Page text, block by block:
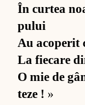
În cur­tea
pu­lui
Au aco­pe­rit
La fi­e­care
O mie de
teze ! »